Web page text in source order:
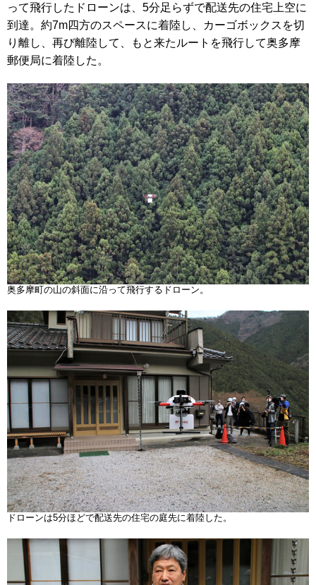
って飛行したドローンは、5分足らずで配送先の住宅上空に
到達。約7m四方のスペースに着陸し、カーゴボックスを切
り離し、再び離陸して、もと来たルートを飛行して奥多摩
郵便局に着陸した。
奥多摩町の山の斜面に沿って飛行するドローン。
ドローンは5分ほどで配送先の住宅の庭先に着陸した。